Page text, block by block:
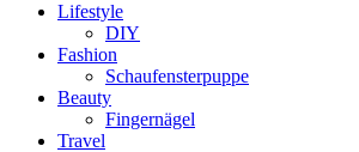
Lifestyle
DIY
Fashion
Schaufensterpuppe
Beauty
Fingernägel
Travel